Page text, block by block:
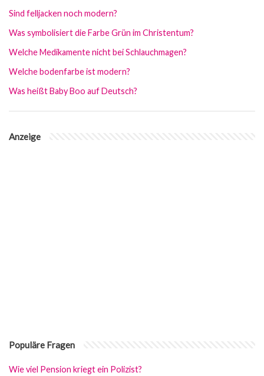
Sind felljacken noch modern?
Was symbolisiert die Farbe Grün im Christentum?
Welche Medikamente nicht bei Schlauchmagen?
Welche bodenfarbe ist modern?
Was heißt Baby Boo auf Deutsch?
Anzeige
Populäre Fragen
Wie viel Pension kriegt ein Polizist?